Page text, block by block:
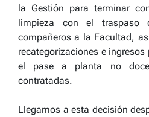
la Gestión para terminar
limpieza con el traspaso
compañeros a la Facultad,
recategorizaciones e
el pase a planta no
contratadas.
Llegamos a esta decisión